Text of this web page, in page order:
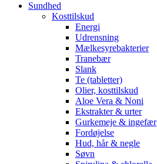
Sundhed
Kosttilskud
Energi
Udrensning
Mælkesyrebakterier
Tranebær
Slank
Te (tabletter)
Olier, kosttilskud
Aloe Vera & Noni
Ekstrakter & urter
Gurkemeje & ingefær
Fordøjelse
Hud, hår & negle
Søvn